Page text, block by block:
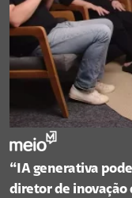
“IA generativa
diretor de inovação